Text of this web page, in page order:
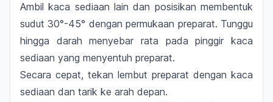
Ambil kaca sediaan lain dan posisikan membentuk
sudut 30°-45° dengan permukaan preparat. Tunggu
hingga darah menyebar rata pada pinggir kaca
sediaan yang menyentuh preparat.
Secara cepat, tekan lembut preparat dengan kaca
sediaan dan tarik ke arah depan.